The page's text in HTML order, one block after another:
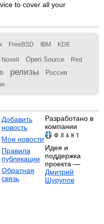
to cover all your
FreeBSD IBM KDE
Novell Open Source Red
релизы Россия
Добавить
новость
Мои новости
Правила
публикации
Обратная
связь
Разработано в
компании
Идея и
поддержка
проекта —
Дмитрий
Шурупов